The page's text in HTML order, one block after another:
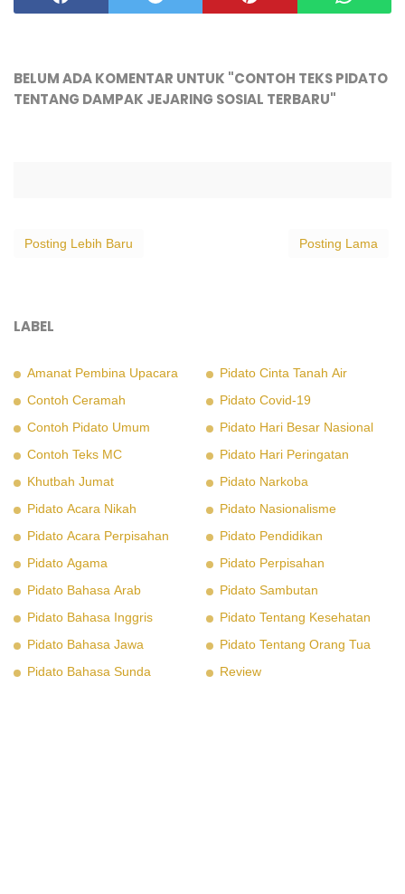
BELUM ADA KOMENTAR UNTUK "CONTOH TEKS PIDATO
TENTANG DAMPAK JEJARING SOSIAL TERBARU"
Posting Lebih Baru Posting Lama
LABEL
Amanat Pembina Upacara
Contoh Ceramah
Contoh Pidato Umum
Contoh Teks MC
Khutbah Jumat
Pidato Acara Nikah
Pidato Acara Perpisahan
Pidato Agama
Pidato Bahasa Arab
Pidato Bahasa Inggris
Pidato Bahasa Jawa
Pidato Bahasa Sunda
Pidato Cinta Tanah Air
Pidato Covid-19
Pidato Hari Besar Nasional
Pidato Hari Peringatan
Pidato Narkoba
Pidato Nasionalisme
Pidato Pendidikan
Pidato Perpisahan
Pidato Sambutan
Pidato Tentang Kesehatan
Pidato Tentang Orang Tua
Review